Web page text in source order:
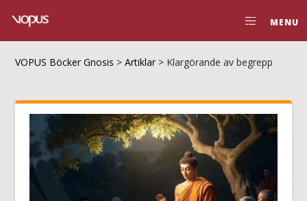
MENU
VOPUS Böcker Gnosis >Artiklar > Klargörande av begrepp